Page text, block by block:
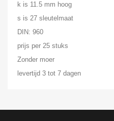
k is 11.5 mm hoog
s is 27 sleutelmaat
DIN: 960
prijs per 25 stuks
Zonder moer
levertijd 3 tot 7 dagen